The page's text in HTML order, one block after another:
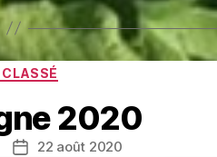
Catégories
CLASSÉ
2020
Date22 août 2020